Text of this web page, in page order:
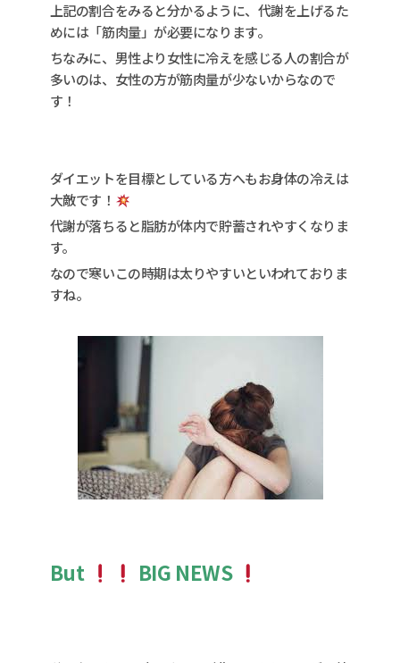
上記の割合をみると分かるように、代謝を上げるた
めには「筋肉量」が必要になります。
ちなみに、男性より女性に冷えを感じる人の割合が
多いのは、女性の方が筋肉量が少ないからなので
す！
ダイエットを目標としている方へもお身体の冷えは
大敵です！
代謝が落ちると脂肪が体内で貯蓄されやすくなりま
す。
なので寒いこの時期は太りやすいといわれておりま
すね。
But BIG NEWS